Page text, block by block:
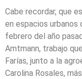
Cabe recordar, que
en espacios urbanos
febrero del año
Amtmann, trabajo
Farías, junto a la
Carolina Rosales,